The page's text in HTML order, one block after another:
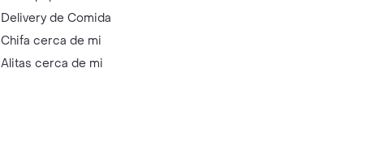
Delivery de Comida
Chifa cerca de mi
Alitas cerca de mi